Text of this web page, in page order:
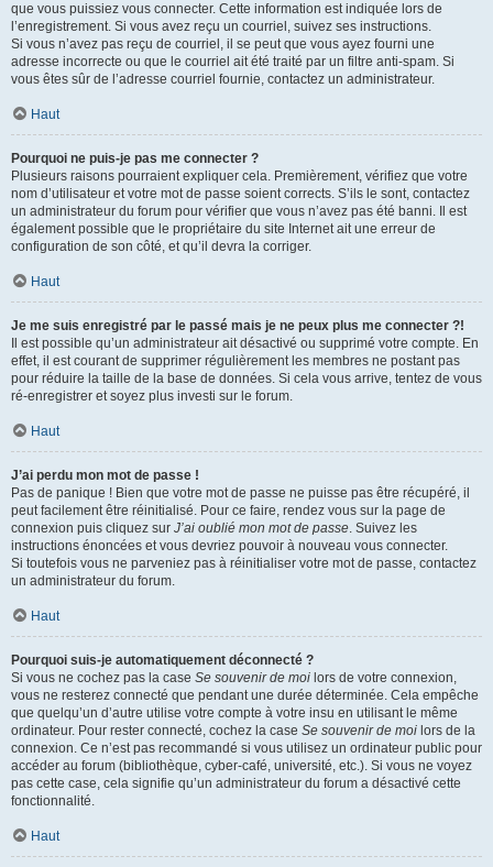
que vous puissiez vous connecter. Cette information est indiquée lors de
l’enregistrement. Si vous avez reçu un courriel, suivez ses instructions.
Si vous n’avez pas reçu de courriel, il se peut que vous ayez fourni une
adresse incorrecte ou que le courriel ait été traité par un filtre anti-spam. Si
vous êtes sûr de l’adresse courriel fournie, contactez un administrateur.
Haut
Pourquoi ne puis-je pas me connecter ?
Plusieurs raisons pourraient expliquer cela. Premièrement, vérifiez que votre
nom d’utilisateur et votre mot de passe soient corrects. S’ils le sont, contactez
un administrateur du forum pour vérifier que vous n’avez pas été banni. Il est
également possible que le propriétaire du site Internet ait une erreur de
configuration de son côté, et qu’il devra la corriger.
Haut
Je me suis enregistré par le passé mais je ne peux plus me connecter ?!
Il est possible qu’un administrateur ait désactivé ou supprimé votre compte. En
effet, il est courant de supprimer régulièrement les membres ne postant pas
pour réduire la taille de la base de données. Si cela vous arrive, tentez de vous
ré-enregistrer et soyez plus investi sur le forum.
Haut
J’ai perdu mon mot de passe !
Pas de panique ! Bien que votre mot de passe ne puisse pas être récupéré, il
peut facilement être réinitialisé. Pour ce faire, rendez vous sur la page de
connexion puis cliquez sur J’ai oublié mon mot de passe. Suivez les
instructions énoncées et vous devriez pouvoir à nouveau vous connecter.
Si toutefois vous ne parveniez pas à réinitialiser votre mot de passe, contactez
un administrateur du forum.
Haut
Pourquoi suis-je automatiquement déconnecté ?
Si vous ne cochez pas la case Se souvenir de moi lors de votre connexion,
vous ne resterez connecté que pendant une durée déterminée. Cela empêche
que quelqu’un d’autre utilise votre compte à votre insu en utilisant le même
ordinateur. Pour rester connecté, cochez la case Se souvenir de moi lors de la
connexion. Ce n’est pas recommandé si vous utilisez un ordinateur public pour
accéder au forum (bibliothèque, cyber-café, université, etc.). Si vous ne voyez
pas cette case, cela signifie qu’un administrateur du forum a désactivé cette
fonctionnalité.
Haut